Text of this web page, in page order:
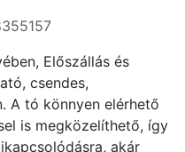
Előszállás és
csendes,
A tó könnyen elérhető
is megközelíthető, így
akár